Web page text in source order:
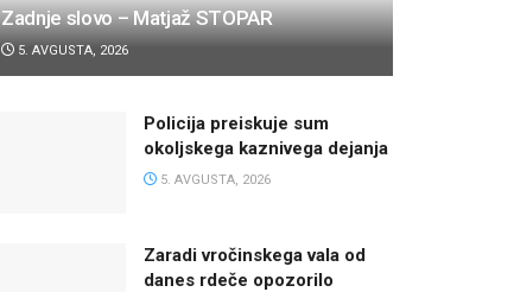
Zadnje slovo – Matjaž STOPAR
5. AVGUSTA, 2026
Policija preiskuje sum
okoljskega kaznivega dejanja
5. AVGUSTA, 2026
Zaradi vročinskega vala od
danes rdeče opozorilo